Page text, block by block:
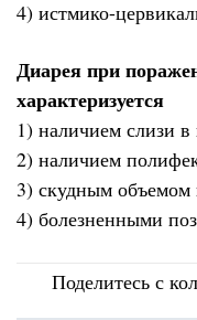
4) истмико-
Диарея при
характеризуется
1) наличием слизи в
2) наличием
3) скудным объемом
4) болезненными
Поделитесь с